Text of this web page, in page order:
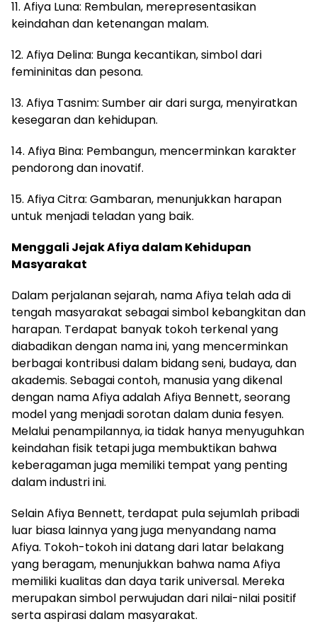
11. Afiya Luna: Rembulan, merepresentasikan
keindahan dan ketenangan malam.
12. Afiya Delina: Bunga kecantikan, simbol dari
femininitas dan pesona.
13. Afiya Tasnim: Sumber air dari surga, menyiratkan
kesegaran dan kehidupan.
14. Afiya Bina: Pembangun, mencerminkan karakter
pendorong dan inovatif.
15. Afiya Citra: Gambaran, menunjukkan harapan
untuk menjadi teladan yang baik.
Menggali Jejak Afiya dalam Kehidupan
Masyarakat
Dalam perjalanan sejarah, nama Afiya telah ada di
tengah masyarakat sebagai simbol kebangkitan dan
harapan. Terdapat banyak tokoh terkenal yang
diabadikan dengan nama ini, yang mencerminkan
berbagai kontribusi dalam bidang seni, budaya, dan
akademis. Sebagai contoh, manusia yang dikenal
dengan nama Afiya adalah Afiya Bennett, seorang
model yang menjadi sorotan dalam dunia fesyen.
Melalui penampilannya, ia tidak hanya menyuguhkan
keindahan fisik tetapi juga membuktikan bahwa
keberagaman juga memiliki tempat yang penting
dalam industri ini.
Selain Afiya Bennett, terdapat pula sejumlah pribadi
luar biasa lainnya yang juga menyandang nama
Afiya. Tokoh-tokoh ini datang dari latar belakang
yang beragam, menunjukkan bahwa nama Afiya
memiliki kualitas dan daya tarik universal. Mereka
merupakan simbol perwujudan dari nilai-nilai positif
serta aspirasi dalam masyarakat.